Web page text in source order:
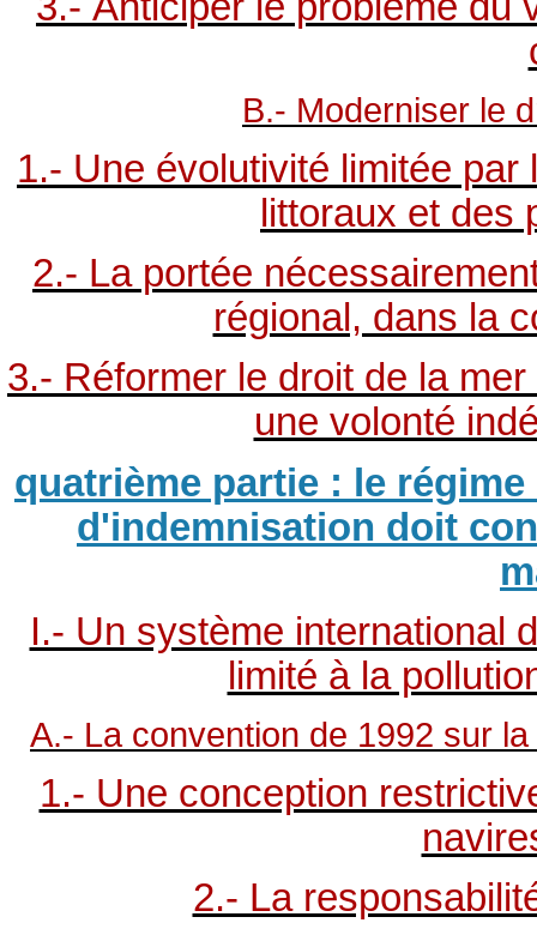
B.- Moderniser le
1.- Une évolutivité limitée
littoraux et des
2.- La portée
régional, dans la
3.- Réformer le droit de la
une volonté
quatrième partie : le
d'indemnisation doit
I.- Un système international
limité à la
A.- La convention de 1992 sur
1.- Une conception
2.- La